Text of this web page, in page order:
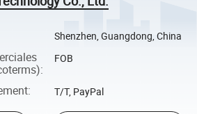
Shenzhen, Guangdong, China
:
FOB
: T/T, PayPal